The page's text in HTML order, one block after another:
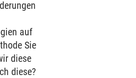
auf
Sie
diese
diese?